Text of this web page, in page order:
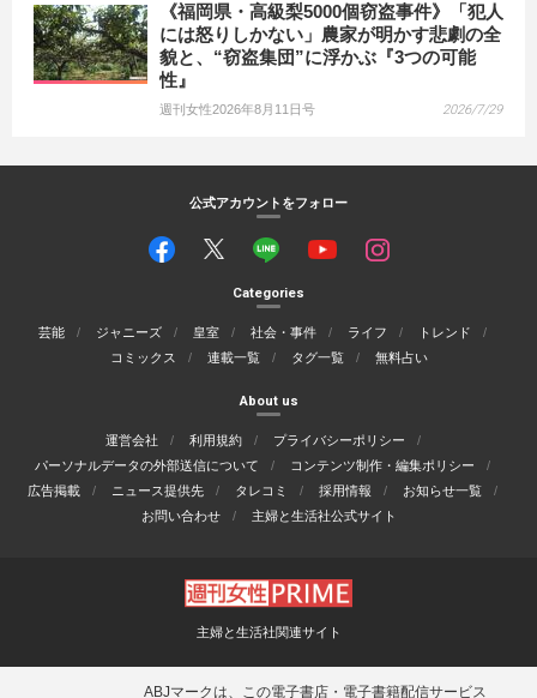
《福岡県・高級梨5000個窃盗事件》「犯人
には怒りしかない」農家が明かす悲劇の全
貌と、“窃盗集団”に浮かぶ『3つの可能
性』
週刊女性2026年8月11日号 2026/7/29
公式アカウントをフォロー
Categories
芸能 ジャニーズ 皇室 社会・事件 ライフ
トレンド
コミックス
連載一覧 タグ一覧 無料占い
About us
運営会社 利用規約
プライバシーポリシー
パーソナルデータの外部送信について
コンテンツ制作・編集ポリシー
広告掲載
ニュース提供先 タレコミ 採用情報
お知らせ一覧
お問い合わせ
主婦と生活社公式サイト
主婦と生活社関連サイト
ABJマークは、この電子書店・電子書籍配信サービス